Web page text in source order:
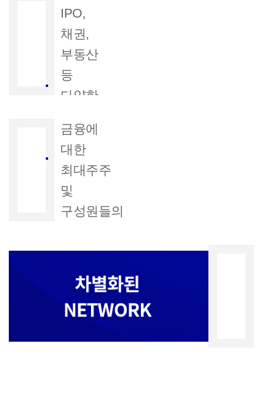
IPO,
채권,
부동산
등
다양한
구성원들의
투자경험
보유
부동산
및
금융에
대한
최대주주
및
구성원들의
통찰력과
경험